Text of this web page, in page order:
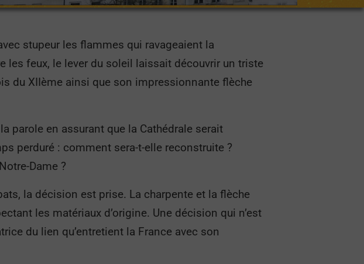
stupeur les flammes qui ravageaient la
les feux, le lever du soleil laissait découvrir un triste
du XIIème ainsi que son impressionnante flèche
parole en assurant que la Cathédrale serait
perduré : comment sera-t-elle reconstruite ?
Dame ?
la décision est prise. La charpente et la flèche
les matériaux d’origine. Une décision qui n’est
du lien qu’entretient la France avec son